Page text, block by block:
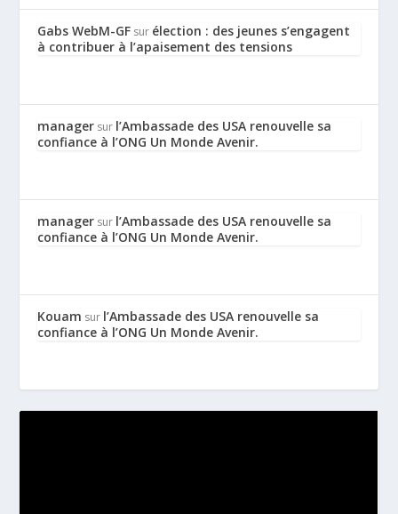
Gabs WebM-GF sur élection : des jeunes s’engagent
à contribuer à l’apaisement des tensions
manager sur l’Ambassade des USA renouvelle sa
confiance à l’ONG Un Monde Avenir.
manager sur l’Ambassade des USA renouvelle sa
confiance à l’ONG Un Monde Avenir.
Kouam sur l’Ambassade des USA renouvelle sa
confiance à l’ONG Un Monde Avenir.